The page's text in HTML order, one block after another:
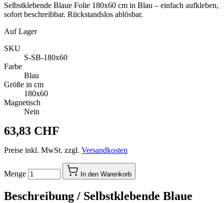
Selbstklebende Blaue Folie 180x60 cm in Blau – einfach aufkleben,
sofort beschreibbar. Rückstandslos ablösbar.
Auf Lager
SKU
S-SB-180x60
Farbe
Blau
Größe in cm
180x60
Magnetisch
Nein
63,83 CHF
Preise inkl. MwSt. zzgl. Versandkosten
Menge In den Warenkorb
Beschreibung / Selbstklebende Blaue